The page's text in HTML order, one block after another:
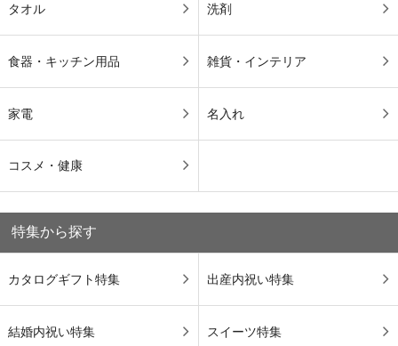
タオル 洗剤
食器・キッチン用品 雑貨・インテリア
家電 名入れ
コスメ・健康
特集から探す
カタログギフト特集 出産内祝い特集
結婚内祝い特集 スイーツ特集